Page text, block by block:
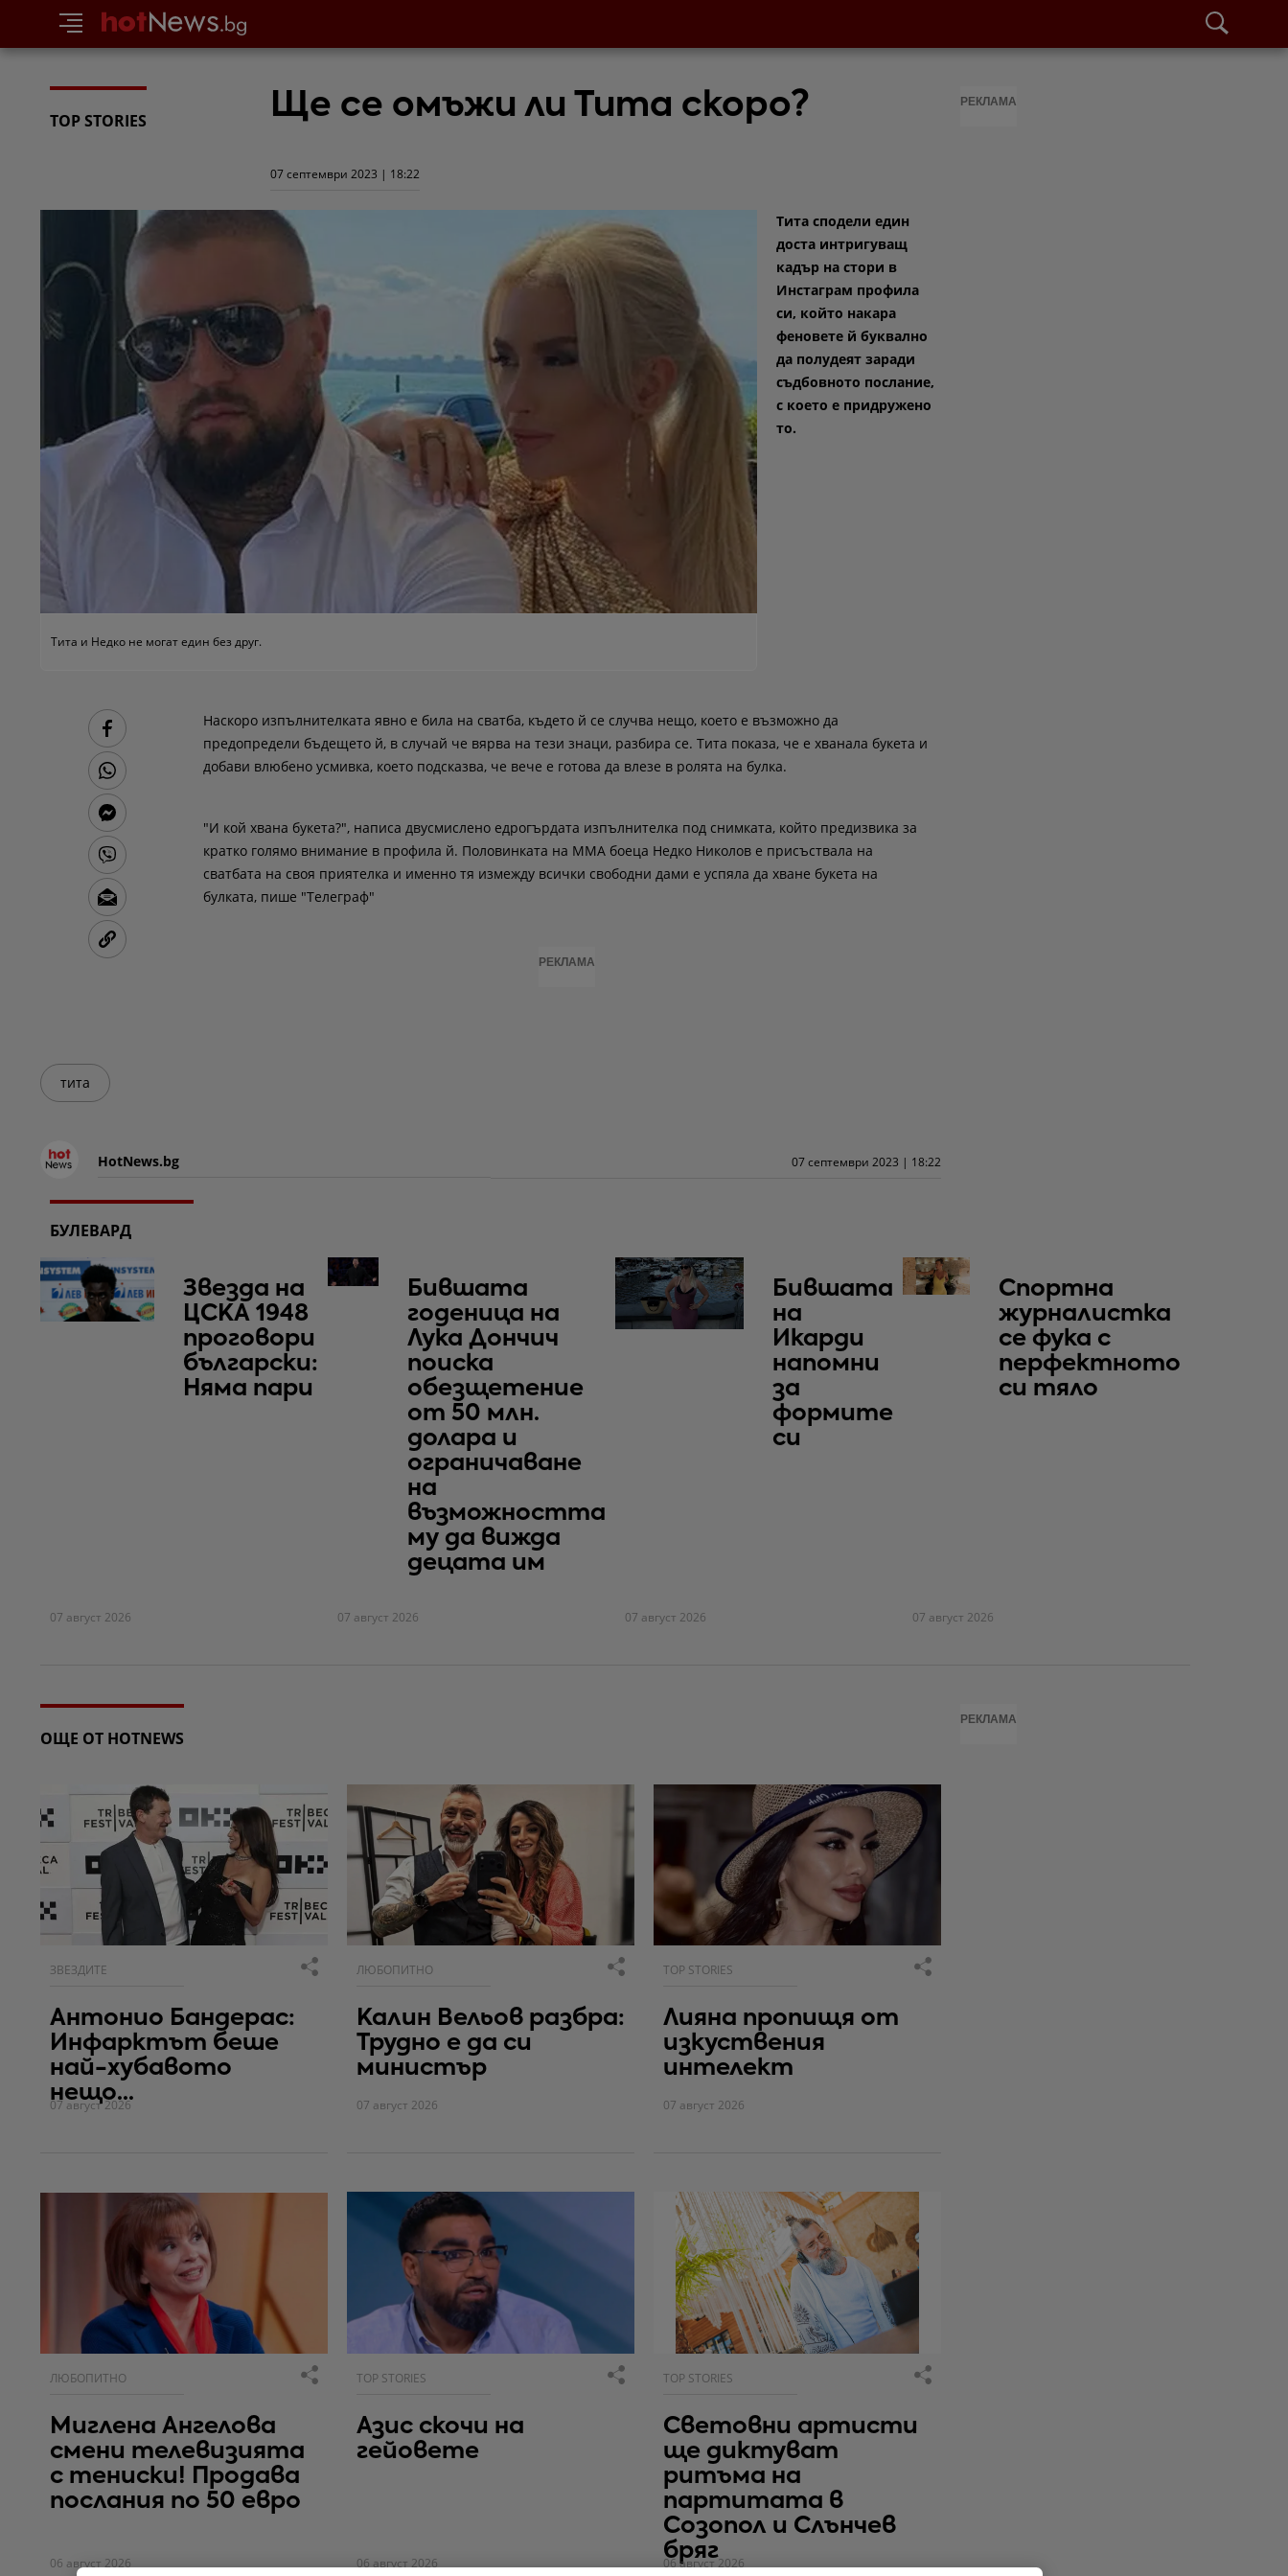
TOP STORIES Ще се омъжи ли Тита скоро?
07 септември 2023 | 18:22
Тита и Недко не могат един без друг.
Тита сподели един
доста интригуващ
кадър на стори в
Инстаграм профила
си, който накара
феновете й буквално
да полудеят заради
съдбовното послание,
с което е придружено
то.
Наскоро изпълнителката явно е била на сватба, където й се случва нещо, което е възможно да
предопредели бъдещето й, в случай че вярва на тези знаци, разбира се. Тита показа, че е хванала букета и
добави влюбено усмивка, което подсказва, че вече е готова да влезе в ролята на булка.
"И кой хвана букета?", написа двусмислено едрогърдата изпълнителка под снимката, който предизвика за
кратко голямо внимание в профила й. Половинката на ММА боеца Недко Николов е присъствала на
сватбата на своя приятелка и именно тя измежду всички свободни дами е успяла да хване букета на
булката, пише "Телеграф"
РЕКЛАМА
тита
HotNews.bg 07 септември 2023 | 18:22
РЕКЛАМА
БУЛЕВАРД
Звезда на
ЦСКА 1948
проговори
български:
Няма пари
07 август 2026
Бившата
годеница на
Лука Дончич
поиска
обезщетение
от 50 млн.
долара и
ограничаване
на
възможността
му да вижда
децата им
07 август 2026
Бившата
на
Икарди
напомни
за
формите
си
07 август 2026
Спортна
журналистка
се фука с
перфектното
си тяло
07 август 2026
ОЩЕ ОТ HOTNEWS
ЗВЕЗДИТЕ
Антонио Бандерас:
Инфарктът беше
най-хубавото
нещо...
07 август 2026
ЛЮБОПИТНО
Калин Вельов разбра:
Трудно е да си
министър
07 август 2026
TOP STORIES
Лияна пропищя от
изкуствения
интелект
07 август 2026
ЛЮБОПИТНО
Миглена Ангелова
смени телевизията
с тениски! Продава
послания по 50 евро
06 август 2026
TOP STORIES
Азис скочи на
гейовете
06 август 2026
TOP STORIES
Световни артисти
ще диктуват
ритъма на
партитата в
Созопол и Слънчев
бряг
06 август 2026
РЕКЛАМА